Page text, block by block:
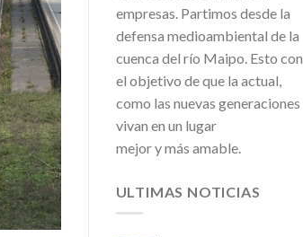
empresas. Partimos desde la
defensa medioambiental de la
cuenca del río Maipo. Esto con
el objetivo de que la actual,
como las nuevas generaciones
vivan en un lugar
mejor y más amable.
ULTIMAS NOTICIAS